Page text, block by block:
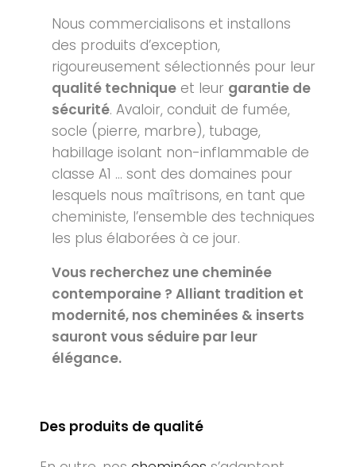
Nous commercialisons et installons
des produits d’exception,
rigoureusement sélectionnés pour leur
qualité techniqueet leur garantie de
sécurité. Avaloir, conduit de fumée,
socle (pierre, marbre), tubage,
habillage isolant non-inflammable de
classe A1 … sont des domaines pour
lesquels nous maîtrisons, en tant que
cheministe, l’ensemble des techniques
les plus élaborées à ce jour.
Vous recherchez une cheminée
contemporaine ? Alliant tradition et
modernité, nos cheminées & inserts
sauront vous séduire par leur
élégance.
Des produits de qualité